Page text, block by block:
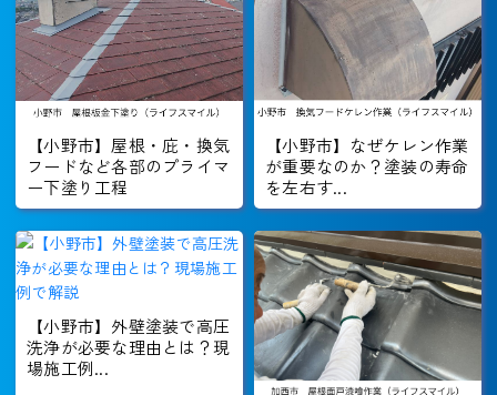
【小野市】屋根・庇・換気
フードなど各部のプライマ
ー下塗り工程
【小野市】なぜケレン作業
が重要なのか？塗装の寿命
を左右す...
【小野市】外壁塗装で高圧
洗浄が必要な理由とは？現
場施工例...